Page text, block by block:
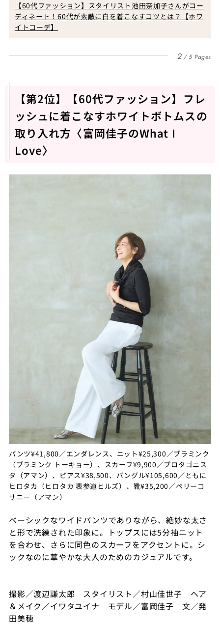
【60代ファッション】スタイリスト池田奈加子さんがコー
ディネート！60代が素敵に白を着こなすコツとは？【ホワ
イトコーデ】
2 5 Pages
【第2位】【60代ファッション】フレ
ッシュに着こなすホワイトボトムスの
取り入れ方〈富岡佳子のWhat I
Love〉
パンツ¥41,800／エンダレンス、ニット¥25,300／ブラミンク
（ブラミンク トーキョー）、スカーフ¥9,900／プロタゴニス
タ（アマン）、ピアス¥38,500、バングル¥105,600／ともに
ヒロタカ（ヒロタカ 表参道ヒルズ）、靴¥35,200／ペリーコ
サニー（アマン）
ベーシックなワイドパンツでありながら、絶妙な太さ
と形で洗練された印象に。トップスには5分袖ニット
を合わせ、さらに同色のスカーフをアクセントに。シ
ックなのに華やかな大人のためのカジュアルです。
撮影／渡辺謙太郎 スタイリスト／村山佳世子 ヘア
＆メイク／イワタユイナ モデル／富岡佳子 文／発
田美穂